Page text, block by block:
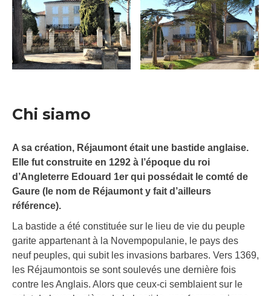
Chi siamo
A sa création, Réjaumont était une bastide anglaise.
Elle fut construite en 1292 à l’époque du roi
d’Angleterre Edouard 1er qui possédait le comté de
Gaure (le nom de Réjaumont y fait d’ailleurs
référence).
La bastide a été constituée sur le lieu de vie du peuple
garite appartenant à la Novempopulanie, le pays des
neuf peuples, qui subit les invasions barbares. Vers 1369,
les Réjaumontois se sont soulevés une dernière fois
contre les Anglais. Alors que ceux-ci semblaient sur le